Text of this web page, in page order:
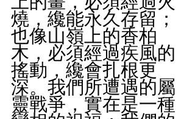
燒，纔能永久存留；
也像山嶺上的香柏
木，必須經過疾風的
搖動，纔會扎根更
深。我們所遭遇的屬
靈戰爭，實在是一種